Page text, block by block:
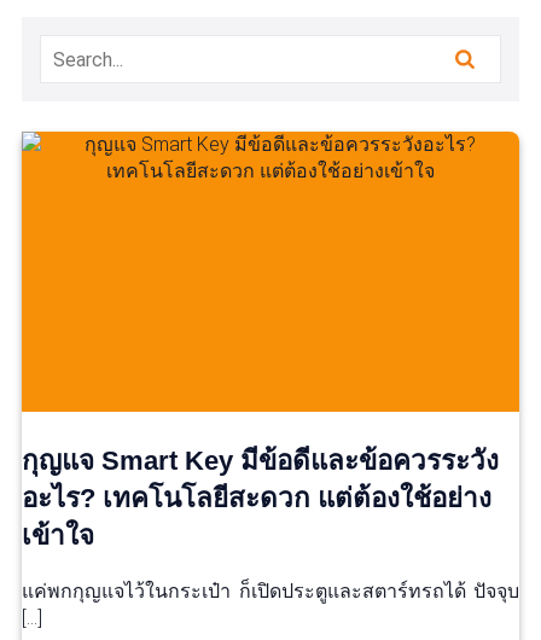
กุญแจ Smart Key มีข้อดีและข้อควรระวัง
อะไร? เทคโนโลยีสะดวก แต่ต้องใช้อย่าง
เข้าใจ
แค่พกกุญแจไว้ในกระเป๋า ก็เปิดประตูและสตาร์ทรถได้ ปัจจุบ
[…]